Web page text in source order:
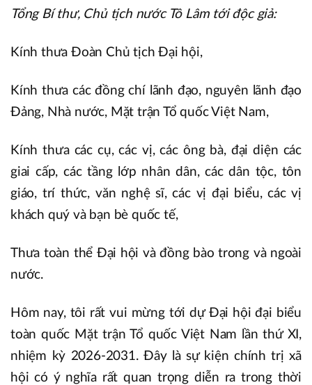
Tổng Bí thư, Chủ tịch nước Tô Lâm tới độc giả:
Kính thưa Đoàn Chủ tịch Đại hội,
Kính thưa các đồng chí lãnh đạo, nguyên lãnh đạo
Đảng, Nhà nước, Mặt trận Tổ quốc Việt Nam,
Kính thưa các cụ, các vị, các ông bà, đại diện các
giai cấp, các tầng lớp nhân dân, các dân tộc, tôn
giáo, trí thức, văn nghệ sĩ, các vị đại biểu, các vị
khách quý và bạn bè quốc tế,
Thưa toàn thể Đại hội và đồng bào trong và ngoài
nước.
Hôm nay, tôi rất vui mừng tới dự Đại hội đại biểu
toàn quốc Mặt trận Tổ quốc Việt Nam lần thứ XI,
nhiệm kỳ 2026-2031. Đây là sự kiện chính trị xã
hội có ý nghĩa rất quan trọng diễn ra trong thời